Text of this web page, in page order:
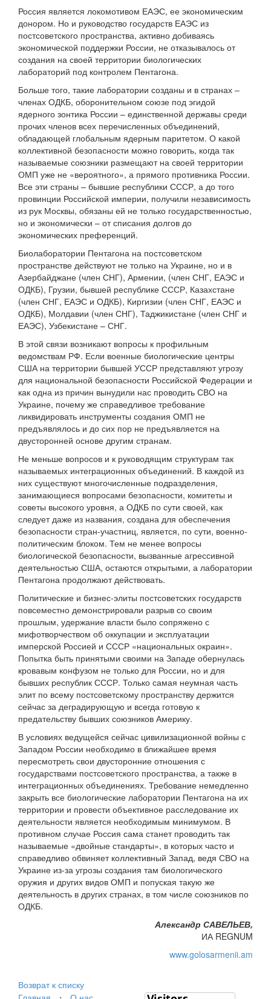
Россия является локомотивом ЕАЭС, ее экономическим
донором. Но и руководство государств ЕАЭС из
постсоветского пространства, активно добиваясь
экономической поддержки России, не отказывалось от
создания на своей территории биологических
лабораторий под контролем Пентагона.
Больше того, такие лаборатории созданы и в странах –
членах ОДКБ, оборонительном союзе под эгидой
ядерного зонтика России – единственной державы среди
прочих членов всех перечисленных объединений,
обладающей глобальным ядерным паритетом. О какой
коллективной безопасности можно говорить, когда так
называемые союзники размещают на своей территории
ОМП уже не «вероятного», а прямого противника России.
Все эти страны – бывшие республики СССР, а до того
провинции Российской империи, получили независимость
из рук Москвы, обязаны ей не только государственностью,
но и экономически – от списания долгов до
экономических преференций.
Биолаборатории Пентагона на постсоветском
пространстве действуют не только на Украине, но и в
Азербайджане (член СНГ), Армении, (член СНГ, ЕАЭС и
ОДКБ), Грузии, бывшей республике СССР, Казахстане
(член СНГ, ЕАЭС и ОДКБ), Киргизии (член СНГ, ЕАЭС и
ОДКБ), Молдавии (член СНГ), Таджикистане (член СНГ и
ЕАЭС), Узбекистане – СНГ.
В этой связи возникают вопросы к профильным
ведомствам РФ. Если военные биологические центры
США на территории бывшей УССР представляют угрозу
для национальной безопасности Российской Федерации и
как одна из причин вынудили нас проводить СВО на
Украине, почему же справедливое требование
ликвидировать инструменты создания ОМП не
предъявлялось и до сих пор не предъявляется на
двусторонней основе другим странам.
Не меньше вопросов и к руководящим структурам так
называемых интеграционных объединений. В каждой из
них существуют многочисленные подразделения,
занимающиеся вопросами безопасности, комитеты и
советы высокого уровня, а ОДКБ по сути своей, как
следует даже из названия, создана для обеспечения
безопасности стран-участниц, является, по сути, военно-
политическим блоком. Тем не менее вопросы
биологической безопасности, вызванные агрессивной
деятельностью США, остаются открытыми, а лаборатории
Пентагона продолжают действовать.
Политические и бизнес-элиты постсоветских государств
повсеместно демонстрировали разрыв со своим
прошлым, удержание власти было сопряжено с
мифотворчеством об оккупации и эксплуатации
имперской Россией и СССР «национальных окраин».
Попытка быть принятыми своими на Западе обернулась
кровавым конфузом не только для России, но и для
бывших республик СССР. Только самая неумная часть
элит по всему постсоветскому пространству держится
сейчас за деградирующую и всегда готовую к
предательству бывших союзников Америку.
В условиях ведущейся сейчас цивилизационной войны с
Западом России необходимо в ближайшее время
пересмотреть свои двусторонние отношения с
государствами постсоветского пространства, а также в
интеграционных объединениях. Требование немедленно
закрыть все биологические лаборатории Пентагона на их
территории и провести объективное расследование их
деятельности является необходимым минимумом. В
противном случае Россия сама станет проводить так
называемые «двойные стандарты», в которых часто и
справедливо обвиняет коллективный Запад, ведя СВО на
Украине из-за угрозы создания там биологического
оружия и других видов ОМП и попуская такую же
деятельность в других странах, в том числе союзников по
ОДКБ.
Александр САВЕЛЬЕВ,
ИА REGNUM
www.golosarmenii.am
Возврат к списку